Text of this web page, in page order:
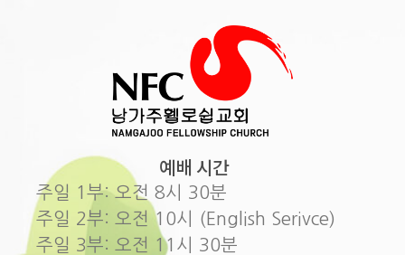
예배 시간
주일 1부: 오전 8시 30분
주일 2부: 오전 10시 (English Serivce)
주일 3부: 오전 11시 30분